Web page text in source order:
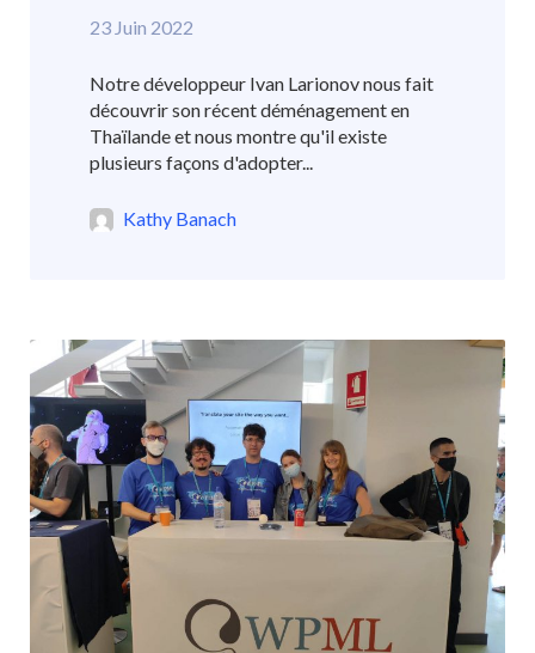
23 Juin 2022
Notre développeur Ivan Larionov nous fait
découvrir son récent déménagement en
Thaïlande et nous montre qu'il existe
plusieurs façons d'adopter...
Kathy Banach